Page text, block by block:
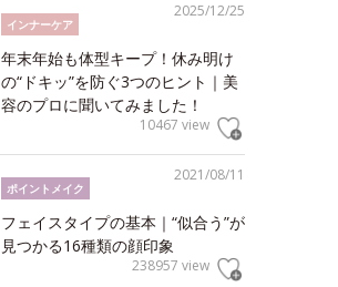
2025/12/25
インナーケア
年末年始も体型キープ！休み明け
の“ドキッ”を防ぐ3つのヒント｜美
容のプロに聞いてみました！
10467 view
2021/08/11
ポイントメイク
フェイスタイプの基本｜“似合う”が
見つかる16種類の顔印象
238957 view